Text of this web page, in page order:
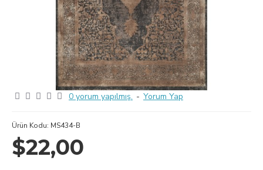
0 yorum yapılmış. - Yorum Yap
$22,00
Ürün Kodu: MS434-B